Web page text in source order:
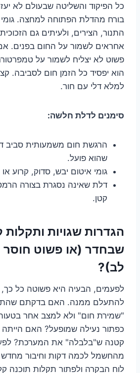
כל הפיקוד והשליטה שבעולם לא
בורח מהדלת הפתוחה למחצה.
התנור, הצירים, ולעיתים גם
אחראים לשמור על החום בפנים.
פשוט לא יצליח לשמור על
הוא יפסיד כל הזמן חום לסביבה.
למלא דלי עם חור.
סימנים לדלת חלשה:
הרגשת חום משמעותית סביב
שהוא פועל.
גומי איטום יבש, סדוק, קרוע
דלת שאינה נסגרת בצורה
קטן.
הגדרות שגויות
שבחדר (או פשוט
לב)?
לפעמים, הבעיה היא פשוטה כל כך,
להתעלם ממנה. האם בדקתם
"שמירת חום" ולא למצב אחר
כפתור נעילה שמופעל? האם
קטנה ש"בלבלה" את המערכת?
מהחשמל לכמה דקות וחיבור מחדש
לוח הבקרה ולפתור תקלות תוכנה